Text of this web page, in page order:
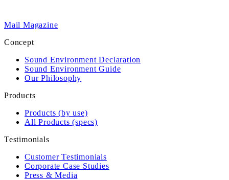
Mail Magazine
Concept
Sound Environment Declaration
Sound Environment Guide
Our Philosophy
Products
Products (by use)
All Products (specs)
Testimonials
Customer Testimonials
Corporate Case Studies
Press & Media